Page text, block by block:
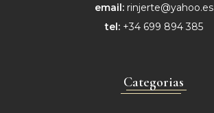
email: rinjerte@yahoo.es
tel:+34 699 894 385
Categorias